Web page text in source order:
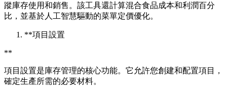
蹤庫存使用和銷售。該工具還計算混合食品成本和利潤百分
比，並基於人工智慧驅動的菜單定價優化。
**項目設置
**
項目設置是庫存管理的核心功能。它允許您創建和配置項目，
確定生產所需的必要材料。